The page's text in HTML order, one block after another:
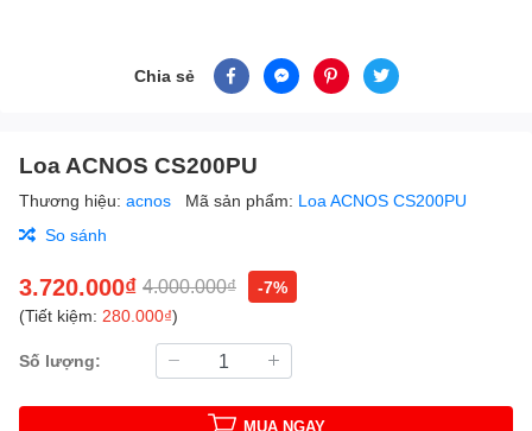
Chia sẻ
Loa ACNOS CS200PU
Thương hiệu: acnos Mã sản phẩm: Loa ACNOS CS200PU
So sánh
3.720.000₫ 4.000.000₫
-7%
(Tiết kiệm: 280.000₫)
Số lượng:
MUA NGAY